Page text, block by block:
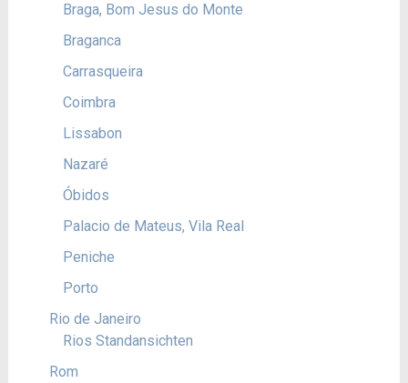
Braga, Bom Jesus do Monte
Braganca
Carrasqueira
Coimbra
Lissabon
Nazaré
Óbidos
Palacio de Mateus, Vila Real
Peniche
Porto
Rio de Janeiro
Rios Standansichten
Rom